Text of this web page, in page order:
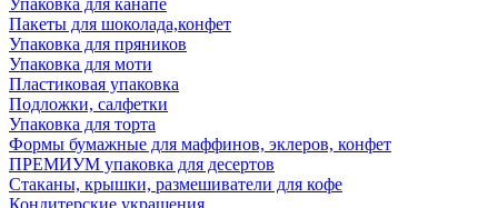
Упаковка для канапе
Пакеты для шоколада,конфет
Упаковка для пряников
Упаковка для моти
Пластиковая упаковка
Подложки, салфетки
Упаковка для торта
Формы бумажные для маффинов, эклеров, конфет
ПРЕМИУМ упаковка для десертов
Стаканы, крышки, размешиватели для кофе
Кондитерские украшения